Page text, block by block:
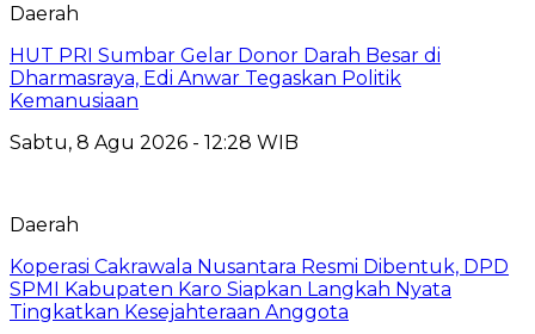
Daerah
HUT PRI Sumbar Gelar Donor Darah Besar di
Dharmasraya, Edi Anwar Tegaskan Politik
Kemanusiaan
Sabtu, 8 Agu 2026 - 12:28 WIB
Daerah
Koperasi Cakrawala Nusantara Resmi Dibentuk, DPD
SPMI Kabupaten Karo Siapkan Langkah Nyata
Tingkatkan Kesejahteraan Anggota